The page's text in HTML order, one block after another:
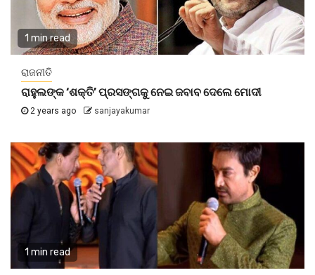
1 min read
ରାଜନୀତି
ରାହୁଲଙ୍କ ‘ଶକ୍ତି’ ପ୍ରସଙ୍ଗକୁ ନେଇ ଜବାବ ଦେଲେ ମୋଦୀ
2 years ago sanjayakumar
1 min read